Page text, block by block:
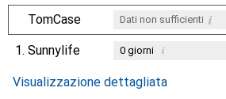
TomCase Dati non sufficienti i
1. Sunnylife 0giorni i
Visualizzazione dettagliata